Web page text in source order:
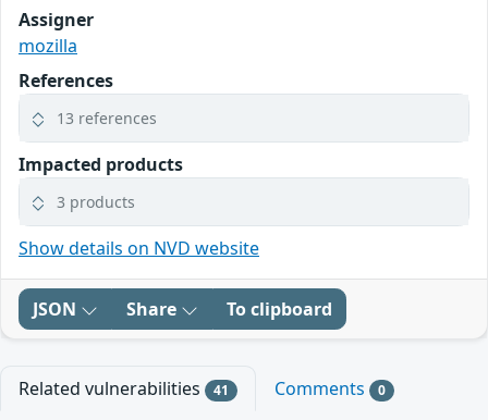
Assigner
mozilla
References
13 references
Impacted products
3 products
Show details on NVD website
JSON Share To clipboard
Related vulnerabilities 41 Comments 0